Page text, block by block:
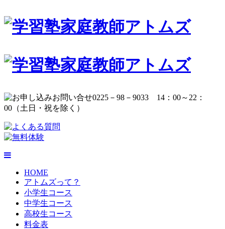
HOME
アトムズって？
小学生コース
中学生コース
高校生コース
料金表